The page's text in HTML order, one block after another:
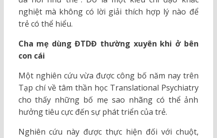
nghiệt mà không có lời giải thích hợp lý nào để
trẻ có thể hiểu.
Cha mẹ dùng ĐTDĐ thường xuyên khi ở bên
con cái
Một nghiên cứu vừa được công bố năm nay trên
Tạp chí về tâm thần học Translational Psychiatry
cho thấy những bố mẹ sao nhãng có thể ảnh
hưởng tiêu cực đến sự phát triển của trẻ.
Nghiên cứu này được thực hiện đối với chuột,